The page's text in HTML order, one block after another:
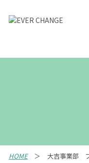
HOME 大吉事業部